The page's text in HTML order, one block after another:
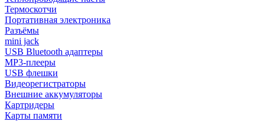
Термоскотчи
Портативная электроника
Разъёмы
mini jack
USB Bluetooth адаптеры
MP3-плееры
USB флешки
Видеорегистраторы
Внешние аккумуляторы
Картридеры
Карты памяти